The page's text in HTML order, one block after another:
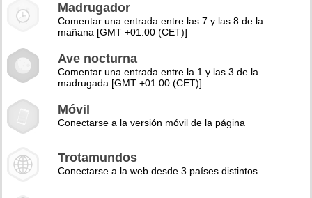
Madrugador
Comentar una entrada entre las 7 y las 8 de la
mañana [GMT +01:00 (CET)]
Ave nocturna
Comentar una entrada entre la 1 y las 3 de la
madrugada [GMT +01:00 (CET)]
Móvil
Conectarse a la versión móvil de la página
Trotamundos
Conectarse a la web desde 3 países distintos